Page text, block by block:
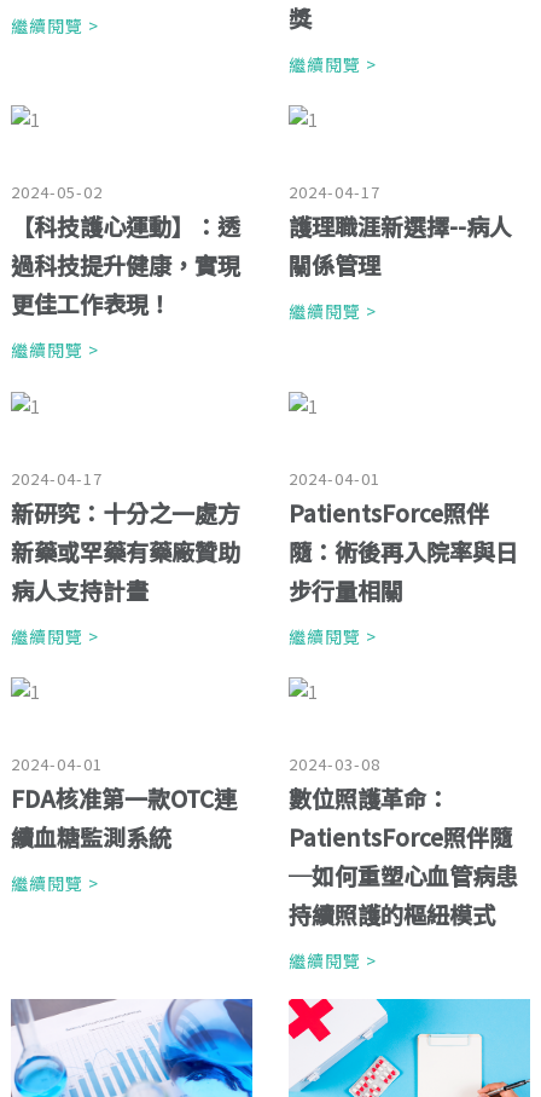
繼續閱覽 >
獎
繼續閱覽 >
2024-05-02
【科技護心運動】：透
過科技提升健康，實現
更佳工作表現！
繼續閱覽 >
2024-04-17
護理職涯新選擇--病人
關係管理
繼續閱覽 >
2024-04-17
新研究：十分之一處方
新藥或罕藥有藥廠贊助
病人支持計畫
繼續閱覽 >
2024-04-01
PatientsForce照伴
隨：術後再入院率與日
步行量相關
繼續閱覽 >
2024-04-01
FDA核准第一款OTC連
續血糖監測系統
繼續閱覽 >
2024-03-08
數位照護革命：
PatientsForce照伴隨
─如何重塑心血管病患
持續照護的樞紐模式
繼續閱覽 >